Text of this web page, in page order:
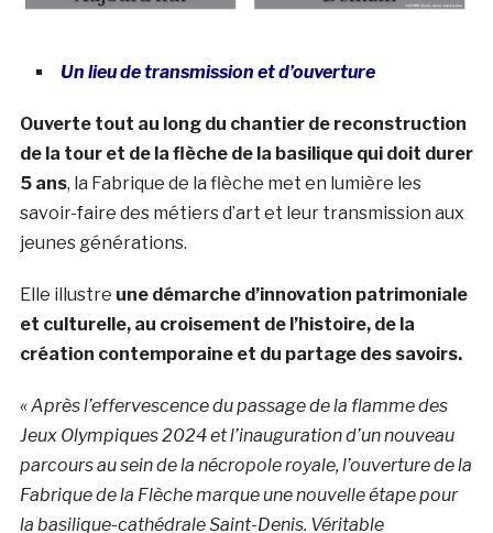
Un lieu de transmission et d’ouverture
Ouverte tout au long du chantier de reconstruction
de la tour et de la flèche de la basilique qui doit durer
5 ans, la Fabrique de la flèche met en lumière les
savoir-faire des métiers d’art et leur transmission aux
jeunes générations.
Elle illustre une démarche d’innovation patrimoniale
et culturelle, au croisement de l’histoire, de la
création contemporaine et du partage des savoirs.
« Après l’effervescence du passage de la flamme des
Jeux Olympiques 2024 et l’inauguration d’un nouveau
parcours au sein de la nécropole royale, l’ouverture de la
Fabrique de la Flèche marque une nouvelle étape pour
la basilique-cathédrale Saint-Denis. Véritable